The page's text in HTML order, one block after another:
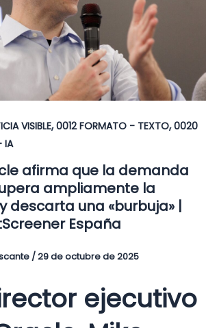
VISIBLE,0012 FORMATO - TEXTO,0020
IA
afirma que la demanda
ampliamente la
descarta una «burbuja» |
España
/29 de octubre de 2025
ejecutivo